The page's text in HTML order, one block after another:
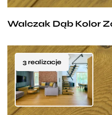
bezproblemowego
Walczak Dąb Kolor
3 realizacje